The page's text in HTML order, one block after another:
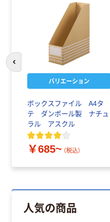
バリエーション
ボックスファイル A4タ
テ ダンボール製 ナチュ
ラル アスクル
￥685~ （税込）
前のスライドへ
人気の商品